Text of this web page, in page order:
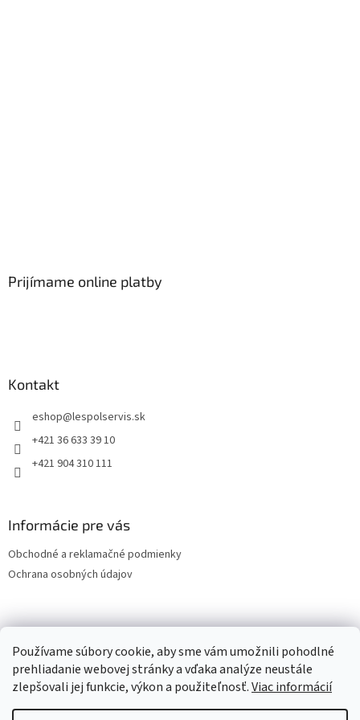
Používame súbory cookie, aby sme vám umožnili pohodlné
prehliadanie webovej stránky a vďaka analýze neustále
zlepšovali jej funkcie, výkon a použiteľnosť.Viac informácií
Prijímame online platby
Kontakt
eshop@lespolservis.sk
+421 36 633 39 10
+421 904 310 111
Informácie pre vás
Obchodné a reklamačné podmienky
Ochrana osobných údajov